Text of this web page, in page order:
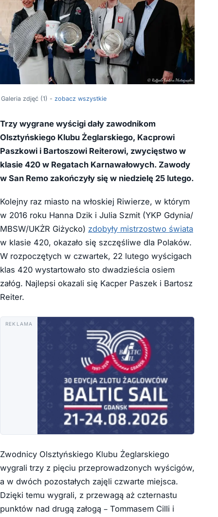
Galeria zdjęć (1) - zobacz wszystkie
Trzy wygrane wyścigi dały zawodnikom
Olsztyńskiego Klubu Żeglarskiego, Kacprowi
Paszkowi i Bartoszowi Reiterowi, zwycięstwo w
klasie 420 w Regatach Karnawałowych. Zawody
w San Remo zakończyły się w niedzielę 25 lutego.
Kolejny raz miasto na włoskiej Riwierze, w którym
w 2016 roku Hanna Dzik i Julia Szmit (YKP Gdynia/
MBSW/UKŻR Giżycko) zdobyły mistrzostwo świata
w klasie 420, okazało się szczęśliwe dla Polaków.
W rozpoczętych w czwartek, 22 lutego wyścigach
klas 420 wystartowało sto dwadzieścia osiem
załóg. Najlepsi okazali się Kacper Paszek i Bartosz
Reiter.
REKLAMA
Zwodnicy Olsztyńskiego Klubu Żeglarskiego
wygrali trzy z pięciu przeprowadzonych wyścigów,
a w dwóch pozostałych zajęli czwarte miejsca.
Dzięki temu wygrali, z przewagą aż czternastu
punktów nad drugą załogą – Tommasem Cilli i